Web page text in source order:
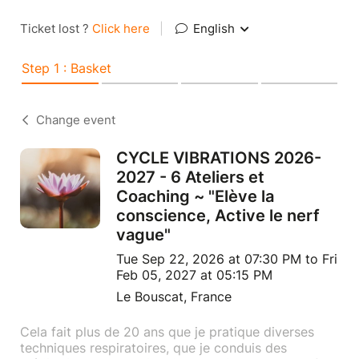
Ticket lost ? Click here English
Step 1 : Basket
Change event
CYCLE VIBRATIONS 2026-
2027 - 6 Ateliers et
Coaching ~ "Elève la
conscience, Active le nerf
vague"
Tue Sep 22, 2026 at 07:30 PM to Fri
Feb 05, 2027 at 05:15 PM
Le Bouscat, France
Cela fait plus de 20 ans que je pratique diverses
techniques respiratoires, que je conduis des